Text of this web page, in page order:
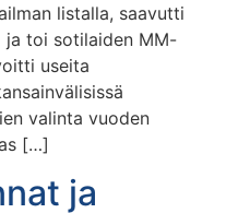
listalla, saavutti
ja toi sotilaiden MM-
useita
valinta vuoden
[…]
ja